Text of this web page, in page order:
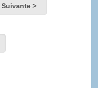
Suivante >